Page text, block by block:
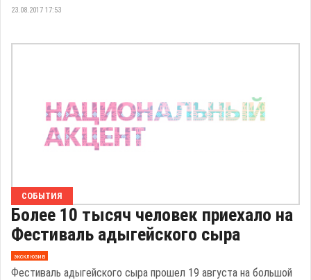
23.08.2017 17:53
СОБЫТИЯ
Более 10 тысяч человек приехало на
Фестиваль адыгейского сыра
эксклюзив
Фестиваль адыгейского сыра прошел 19 августа на большой